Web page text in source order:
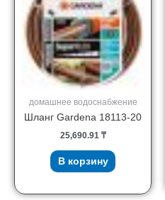
домашнее водоснабжение
Шланг Gardena 18113-20
25,690.91 ₸
В корзину